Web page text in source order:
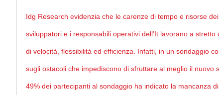
Idg Research evidenzia che le carenze di tempo e risorse
sviluppatori e i responsabili operativi dell’It lavorano a
di velocità, flessibilità ed efficienza. Infatti, in un sondaggio
sugli ostacoli che impediscono di sfruttare al meglio il nuovo
49% dei partecipanti al sondaggio ha indicato la mancanza